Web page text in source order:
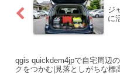
ジ
に
qgis quickdem4jpで自宅周辺
クをつかむ|見落としがちな標